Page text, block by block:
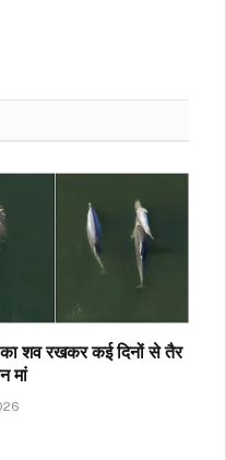
शव रखकर कई दिनों से तैर
मां